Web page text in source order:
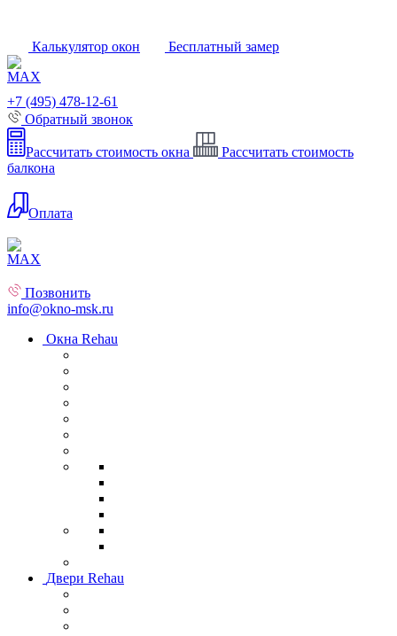
Калькулятор окон Бесплатный замер
+7 (495) 478-12-61
Обратный звонок
Рассчитать стоимость окна
Рассчитать стоимость
балкона
Оплата
Позвонить
info@okno-msk.ru
Окна Rehau
Двери Rehau